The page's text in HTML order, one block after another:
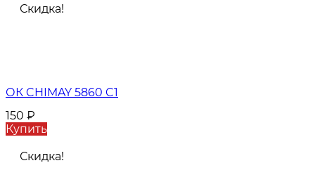
Скидка!
ОК CHIMAY 5860 C1
150 ₽
Купить
Скидка!